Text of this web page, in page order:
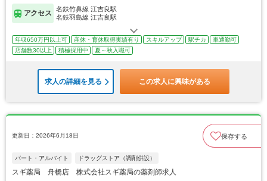
アクセス
名鉄竹鼻線 江吉良駅
名鉄羽島線 江吉良駅
年収650万円以上可 産休・育休取得実績有り スキルアップ 駅チカ
車通勤可
店舗数30以上
積極採用中 夏～秋入職可
求人の詳細を見る この求人に興味がある
更新日：2026年6月18日 保存する
パート・アルバイト ドラッグストア（調剤併設）
スギ薬局 舟橋店 株式会社スギ薬局の薬剤師求人